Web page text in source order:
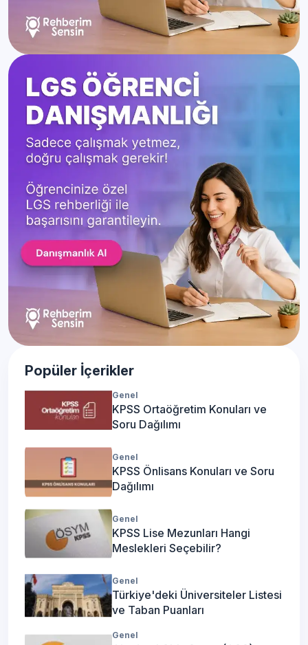
Popüler İçerikler
Genel
KPSS Ortaöğretim Konuları ve
Soru Dağılımı
Genel
KPSS Önlisans Konuları ve Soru
Dağılımı
Genel
KPSS Lise Mezunları Hangi
Meslekleri Seçebilir?
Genel
Türkiye'deki Üniversiteler Listesi
ve Taban Puanları
Genel